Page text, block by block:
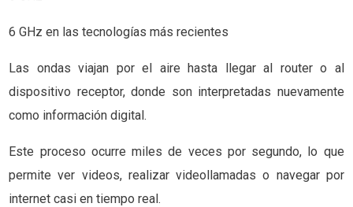
6 GHz en las tecnologías más recientes
Las ondas viajan por el aire hasta llegar al router o al
dispositivo receptor, donde son interpretadas nuevamente
como información digital.
Este proceso ocurre miles de veces por segundo, lo que
permite ver videos, realizar videollamadas o navegar por
internet casi en tiempo real.